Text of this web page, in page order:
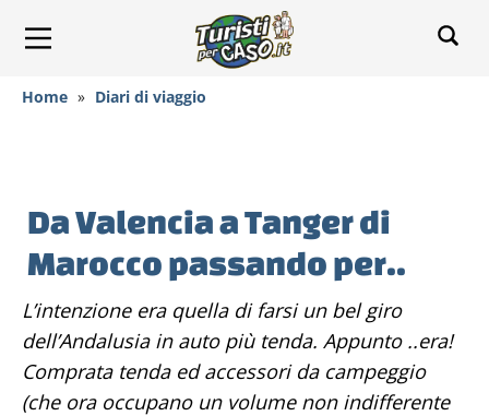
Home » Diari di viaggio
Da Valencia a Tanger di
Marocco passando per..
L’intenzione era quella di farsi un bel giro
dell’Andalusia in auto più tenda. Appunto ..era!
Comprata tenda ed accessori da campeggio
(che ora occupano un volume non indifferente